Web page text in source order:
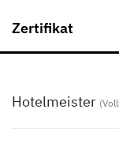
Zertifikat
Hotelmeister